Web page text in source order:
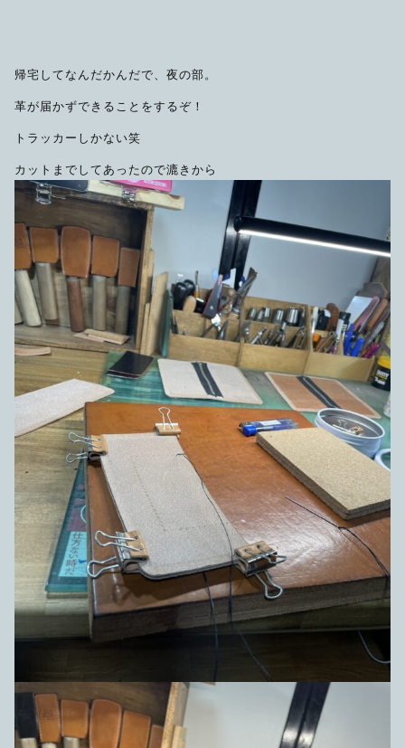
帰宅してなんだかんだで、夜の部。
革が届かずできることをするぞ！
トラッカーしかない笑
カットまでしてあったので漉きから